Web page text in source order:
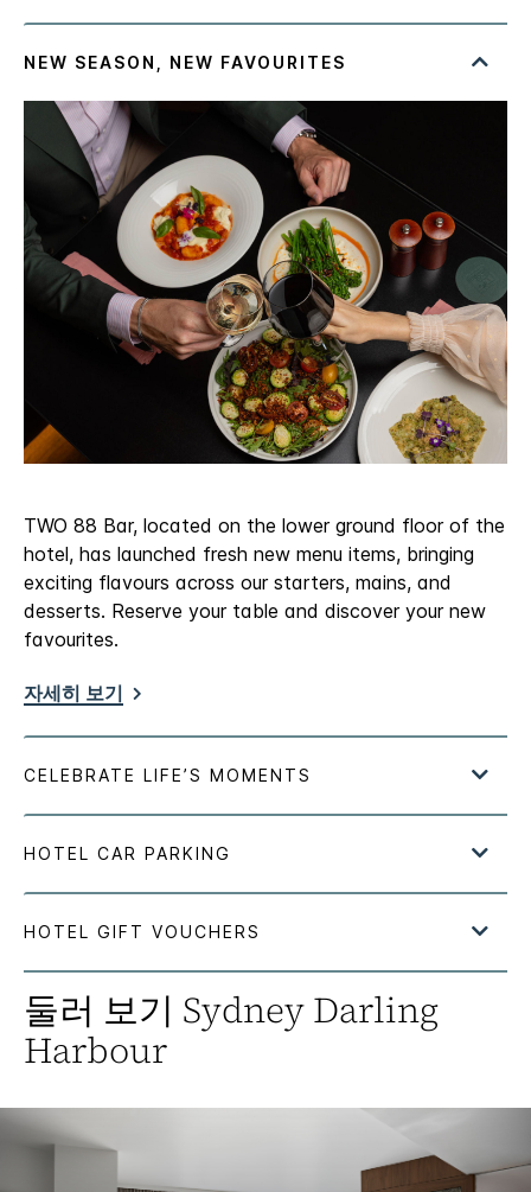
TWO 88 Bar, located on the lower ground floor of the
hotel, has launched fresh new menu items, bringing
exciting flavours across our starters, mains, and
desserts. Reserve your table and discover your new
favourites.
자세히 보기
둘러 보기 Sydney Darling
Harbour